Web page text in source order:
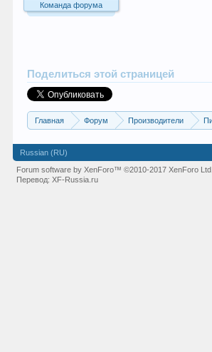
Команда форума
Поделиться этой страницей
Главная Форум Производители
Russian (RU)
Forum software by XenForo™©2010-2017 XenForo Ltd.
Перевод:XF-Russia.ru